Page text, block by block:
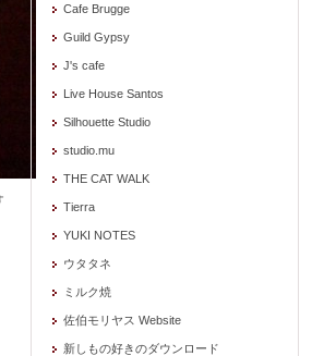
Cafe Brugge
Guild Gypsy
J's cafe
Live House Santos
Silhouette Studio
studio.mu
THE CAT WALK
Tierra
YUKI NOTES
ウタタネ
ミルク焼
佐伯モリヤス Website
新しもの好きのダウンロード